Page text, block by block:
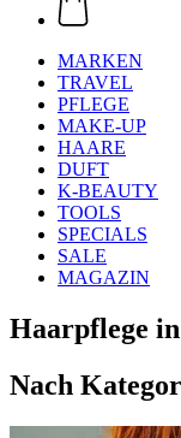
MARKEN
TRAVEL
PFLEGE
MAKE-UP
HAARE
DUFT
K-BEAUTY
TOOLS
SPECIALS
SALE
MAGAZIN
Haarpflege
Nach